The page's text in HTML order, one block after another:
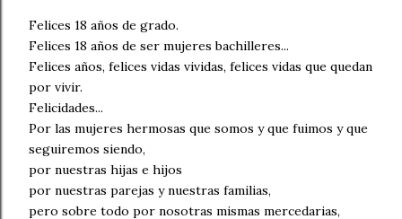
Felices 18 años de grado.
Felices 18 años de ser mujeres bachilleres...
Felices años, felices vidas vividas, felices vidas que quedan
por vivir.
Felicidades...
Por las mujeres hermosas que somos y que fuimos y que
seguiremos siendo,
por nuestras hijas e hijos
por nuestras parejas y nuestras familias,
pero sobre todo por nosotras mismas mercedarias,